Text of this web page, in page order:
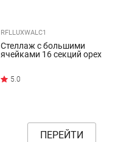
RFLLUXWALC1
Стеллаж с большими
ячейками 16 секций орех
ПЕРЕЙТИ